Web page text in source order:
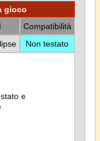
gioco
Compatibilità
Non testato
e